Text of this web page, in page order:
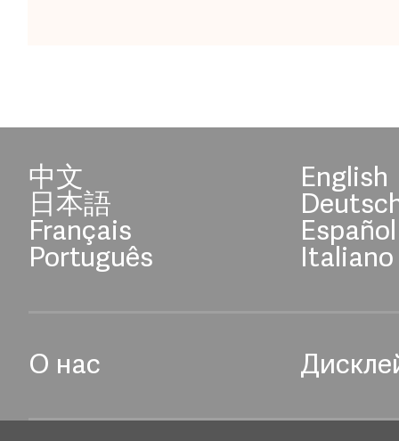
中文 English
日本語
Français Español
Português Italiano
О нас